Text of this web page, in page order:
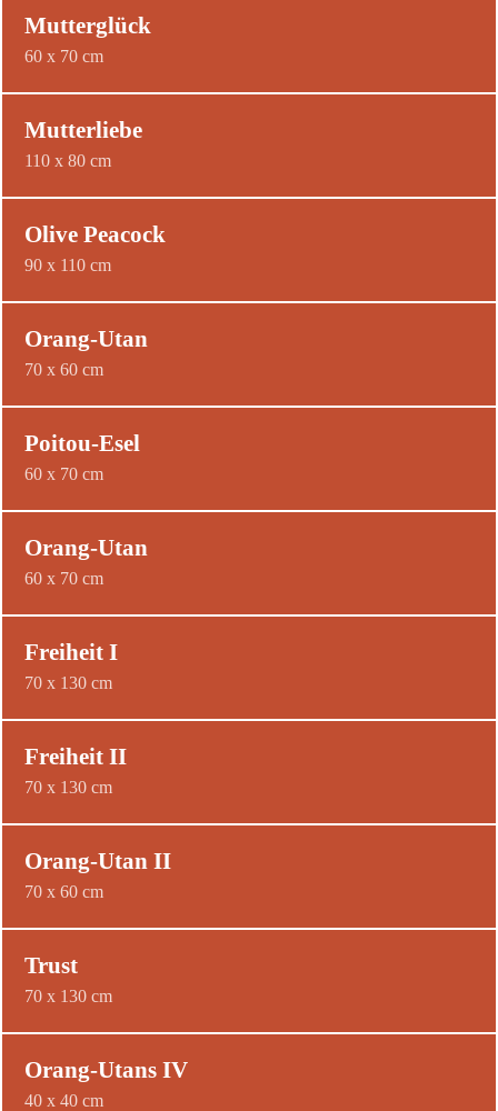
Mutterglück
60 x 70 cm
Mutterliebe
110 x 80 cm
Olive Peacock
90 x 110 cm
Orang-Utan
70 x 60 cm
Poitou-Esel
60 x 70 cm
Orang-Utan
60 x 70 cm
Freiheit I
70 x 130 cm
Freiheit II
70 x 130 cm
Orang-Utan II
70 x 60 cm
Trust
70 x 130 cm
Orang-Utans IV
40 x 40 cm